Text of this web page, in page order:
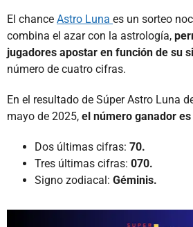
El chance Astro Luna es un sorteo
combina el azar con la astrología,
jugadores apostar en función de su
número de cuatro cifras.
En el resultado de Súper Astro Luna
mayo de 2025, el número ganador
Dos últimas cifras: 70.
Tres últimas cifras: 070.
Signo zodiacal: Géminis.